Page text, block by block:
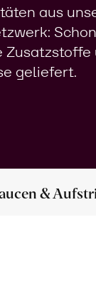
aus
Zusatzstoffe
geliefert.
&